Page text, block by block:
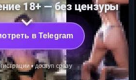
18+ — без цензуры
в Telegram
• доступ сразу